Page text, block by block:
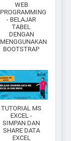
WEB
PROGRAMMING
- BELAJAR
TABEL
DENGAN
MENGGUNAKAN
BOOTSTRAP
TUTORIAL MS
EXCEL -
SIMPAN DAN
SHARE DATA
EXCEL